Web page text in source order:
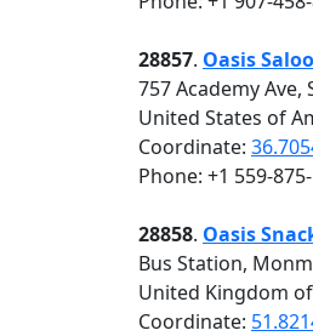
28857. Oasis
757 Academy Ave,
United States of
Coordinate:
Phone: +1 559-
28858. Oasis
Bus Station,
United Kingdom
Coordinate: